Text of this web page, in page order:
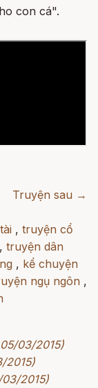
con cá".
Truyện sau →
, truyện cổ
, truyện dân
, kể chuyện
ngụ ngôn ,
03/2015)
2015)
2015)